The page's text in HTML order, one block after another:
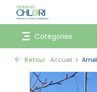
Catégories
Retour Accueil